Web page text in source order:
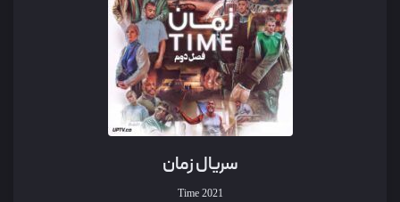
سریال زمان
Time 2021